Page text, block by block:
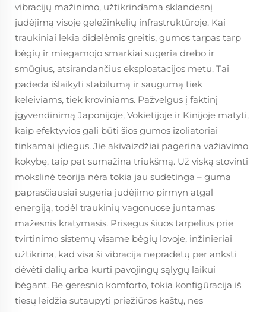
vibracijų mažinimo, užtikrindama sklandesnį
judėjimą visoje geležinkelių infrastruktūroje. Kai
traukiniai lekia didelėmis greitis, gumos tarpas tarp
bėgių ir miegamojo smarkiai sugeria drebo ir
smūgius, atsirandančius eksploatacijos metu. Tai
padeda išlaikyti stabilumą ir saugumą tiek
keleiviams, tiek kroviniams. Pažvelgus į faktinį
įgyvendinimą Japonijoje, Vokietijoje ir Kinijoje matyti,
kaip efektyvios gali būti šios gumos izoliatoriai
tinkamai įdiegus. Jie akivaizdžiai pagerina važiavimo
kokybę, taip pat sumažina triukšmą. Už viską stovinti
mokslinė teorija nėra tokia jau sudėtinga – guma
paprasčiausiai sugeria judėjimo pirmyn atgal
energiją, todėl traukinių vagonuose juntamas
mažesnis kratymasis. Prisegus šiuos tarpelius prie
tvirtinimo sistemų visame bėgių lovoje, inžinieriai
užtikrina, kad visa ši vibracija nepradėtų per anksti
dėvėti dalių arba kurti pavojingų sąlygų laikui
bėgant. Be geresnio komforto, tokia konfigūracija iš
tiesų leidžia sutaupyti priežiūros kaštų, nes